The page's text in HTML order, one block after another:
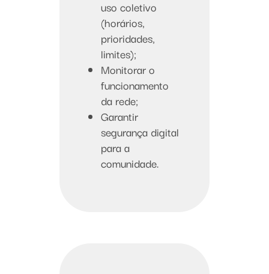
uso coletivo
(horários,
prioridades,
limites);
Monitorar o
funcionamento
da rede;
Garantir
segurança digital
para a
comunidade.